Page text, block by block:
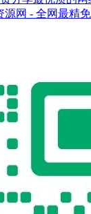
源网 - 全网最精